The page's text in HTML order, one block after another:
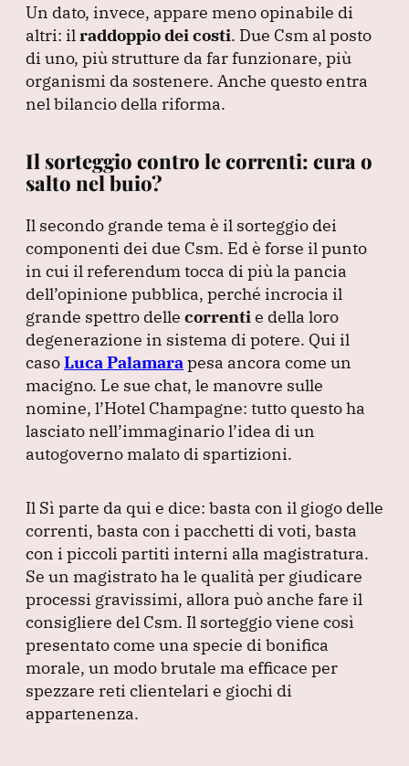
Un dato, invece, appare meno opinabile di
altri: ilraddoppio dei costi. Due Csm al posto
di uno, più strutture da far funzionare, più
organismi da sostenere. Anche questo entra
nel bilancio della riforma.
Il sorteggio contro le correnti: cura o
salto nel buio?
Il secondo grande tema è il sorteggio dei
componenti dei due Csm. Ed è forse il punto
in cui il referendum tocca di più la pancia
dell’opinione pubblica, perché incrocia il
grande spettro delle correntie della loro
degenerazione in sistema di potere. Qui il
casoLuca Palamarapesa ancora come un
macigno. Le sue chat, le manovre sulle
nomine, l’Hotel Champagne: tutto questo ha
lasciato nell’immaginario l’idea di un
autogoverno malato di spartizioni.
Il Sì parte da qui e dice: basta con il giogo delle
correnti, basta con i pacchetti di voti, basta
con i piccoli partiti interni alla magistratura.
Se un magistrato ha le qualità per giudicare
processi gravissimi, allora può anche fare il
consigliere del Csm. Il sorteggio viene così
presentato come una specie di bonifica
morale, un modo brutale ma efficace per
spezzare reti clientelari e giochi di
appartenenza.